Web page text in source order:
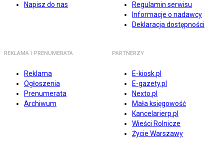
Napisz do nas
Regulamin serwisu
Informacje o nadawcy
Deklaracja dostępności
REKLAMA I PRENUMERATA
Reklama
Ogłoszenia
Prenumerata
Archiwum
PARTNERZY
E-kiosk.pl
E-gazety.pl
Nexto.pl
Mała księgowość
Kancelarierp.pl
Wieści Rolnicze
Życie Warszawy